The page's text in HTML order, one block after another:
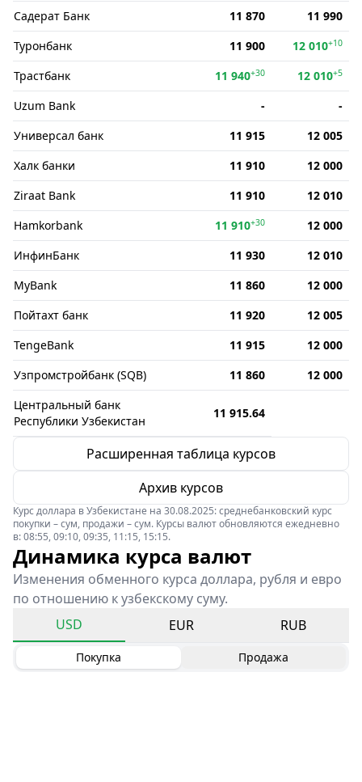
Садерат Банк
11 870
11 990
Туронбанк
11 900 12 010+10
Трастбанк 11 940+30 12 010+5
Uzum Bank -
-
Универсал банк
11 915
12 005
Халк банки
11 910
12 000
Ziraat Bank
11 910
12 010
Hamkorbank
11 910+30
12 000
ИнфинБанк
11 930
12 010
MyBank
11 860
12 000
Пойтахт банк
11 920
12 005
TengeBank
11 915
12 000
Узпромстройбанк (SQB)
11 860
12 000
Центральный банк
Республики Узбекистан
11 915.64
Расширенная таблица курсов
Архив курсов
Курс доллара в Узбекистане на 30.08.2025: среднебанковский курс
покупки – сум, продажи – сум. Курсы валют обновляются ежедневно
в: 08:55, 09:10, 09:35, 11:15, 15:15.
Динамика курса валют
Изменения обменного курса доллара, рубля и евро
по отношению к узбекскому суму.
USD
EUR RUB
Покупка Продажа